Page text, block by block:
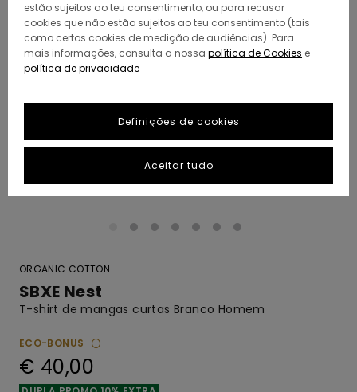
ORGANIC COTTON
SBXE Nest
T-shirt de mangas curtas Branco Homem
ECO-BONUS
€ 40,00
estão sujeitos ao teu consentimento, ou para recusar
cookies que não estão sujeitos ao teu consentimento (tais
como certos cookies de medição de audiências). Para
mais informações, consulta a nossa política de Cookies e
política de privacidade
Definições de cookies
Aceitar tudo